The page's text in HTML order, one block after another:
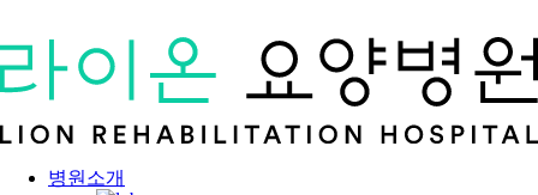
병원소개